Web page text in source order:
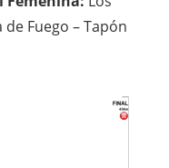
Fuego – Tapón